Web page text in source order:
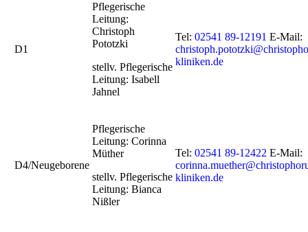
D1
Pflegerische
Leitung:
Christoph
Pototzki
stellv. Pflegerische
Leitung: Isabell
Jahnel
Tel: 02541 89-12191 E-Mail:
kliniken.de
D4/Neugeborene
Pflegerische
Leitung: Corinna
Müther
stellv. Pflegerische
Leitung: Bianca
Nißler
Tel: 02541 89-12422 E-Mail:
kliniken.de